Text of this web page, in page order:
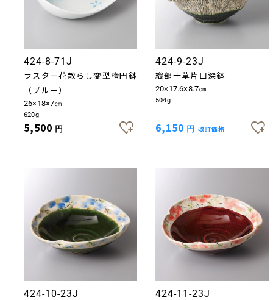
424-8-71J
ラスター花散らし変型楕円鉢
（ブルー）
26×18×7㎝
620g
5,500 円
424-9-23J
織部十草片口深鉢
20×17.6×8.7㎝
504g
6,150 円 改訂価格
424-10-23J
424-11-23J